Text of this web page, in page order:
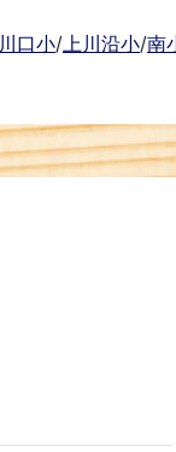
川口小/ 上川沿小/南